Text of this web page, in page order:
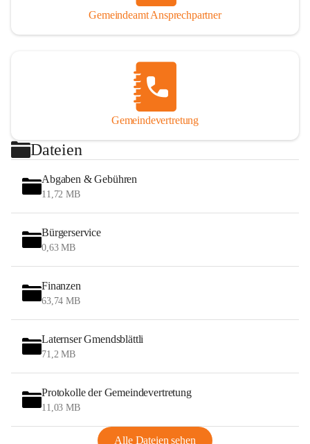
Gemeindeamt Ansprechpartner
Gemeindevertretung
Dateien
Abgaben & Gebühren
11,72 MB
Bürgerservice
0,63 MB
Finanzen
63,74 MB
Laternser Gmendsblättli
71,2 MB
Protokolle der Gemeindevertretung
11,03 MB
Alle Dateien sehen